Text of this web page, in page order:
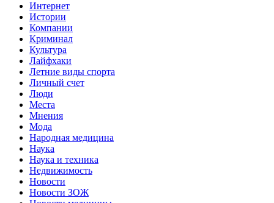
Интернет
Истории
Компании
Криминал
Культура
Лайфхаки
Летние виды спорта
Личный счет
Люди
Места
Мнения
Мода
Народная медицина
Наука
Наука и техника
Недвижимость
Новости
Новости ЗОЖ